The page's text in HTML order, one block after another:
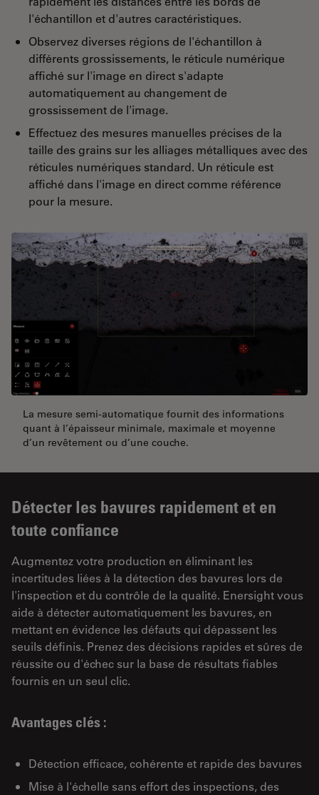
l'échantillon et d'autres caractéristiques.
Observez diverses régions de l'échantillon à
différents grossissements, le réticule numérique
affiché sur l'image en direct s'adapte
automatiquement au changement de
grossissement de l'image.
Effectuez des mesures manuelles précises de la
taille des grains sur les alliages métalliques avec des
réticules numériques standard. Un réticule est
affiché dans l'image en direct comme référence
pour la mesure.
La mesure semi-automatique fournit des informations
quant à l’épaisseur minimale, maximale et moyenne
d’un revêtement ou d’une couche.
Détecter les bavures rapidement et en
toute confiance
Augmentez votre production en éliminant les
incertitudes liées à la détection des bavures lors de
l'inspection et du contrôle de la qualité. Enersight vous
aide à détecter automatiquement les bavures, en
mettant en évidence les défauts qui dépassent les
seuils définis. Prenez des décisions rapides et sûres de
réussite ou d'échec sur la base de résultats fiables
fournis en un seul clic.
Avantages clés :
Détection efficace, cohérente et rapide des bavures
Mise à l'échelle sans effort des inspections, des